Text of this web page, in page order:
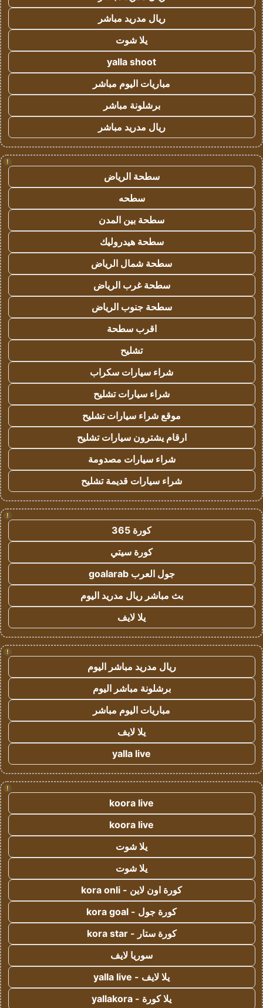
ريال مدريد مباشر
يلا شوت
yalla shoot
مباريات اليوم مباشر
برشلونة مباشر
ريال مدريد مباشر
!
سطحة الرياض
سطحه
سطحة بين المدن
سطحة هيدروليك
سطحة شمال الرياض
سطحة غرب الرياض
سطحة جنوب الرياض
اقرب سطحة
تشليح
شراء سيارات سكراب
شراء سيارات تشليح
موقع شراء سيارات تشليح
ارقام يشترون سيارات تشليح
شراء سيارات مصدومة
شراء سيارات قديمة تشليح
!
كورة 365
كورة سيتي
جول العرب goalarab
بث مباشر ريال مدريد اليوم
يلا لايف
!
ريال مدريد مباشر اليوم
برشلونة مباشر اليوم
مباريات اليوم مباشر
يلا لايف
yalla live
!
koora live
koora live
يلا شوت
يلا شوت
كورة اون لاين - kora onli
كورة جول - kora goal
كورة ستار - kora star
سوريا لايف
يلا لايف - yalla live
يلا كورة - yallakora